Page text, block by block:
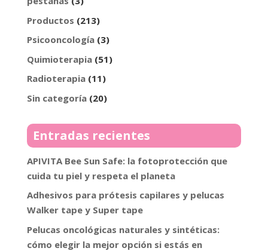
Productos (213)
Psicooncología(3)
Quimioterapia(51)
Radioterapia(11)
Sin categoría(20)
Entradas recientes
APIVITA Bee Sun Safe: la fotoprotección que
cuida tu piel y respeta el planeta
Adhesivos para prótesis capilares y pelucas
Walker tape y Super tape
Pelucas oncológicas naturales y sintéticas:
cómo elegir la mejor opción si estás en